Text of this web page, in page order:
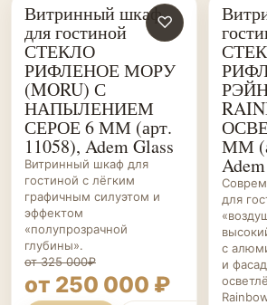
ГОСТИНЫЕ НА ЗАКАЗ
♡
Витринный шкаф
для гостиной
СТЕКЛО
РИФЛЕНОЕ МОРУ
(MORU) С
НАПЫЛЕНИЕМ
СЕРОЕ 6 ММ (арт.
11058), Adem Glass
Витринный шкаф для
гостиной с лёгким
графичным силуэтом и
эффектом
«полупрозрачной
глубины».
от 325 000₽
от 250 000 ₽
ММ
для
с
и